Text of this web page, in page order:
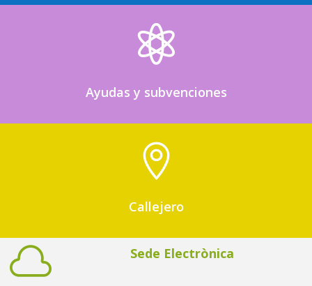

Ayudas y subvenciones

Callejero
 Sede Electrònica